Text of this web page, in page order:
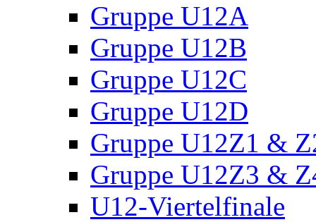
Gruppe U12A
Gruppe U12B
Gruppe U12C
Gruppe U12D
Gruppe U12Z1 &
Gruppe U12Z3 &
U12-Viertelfinale